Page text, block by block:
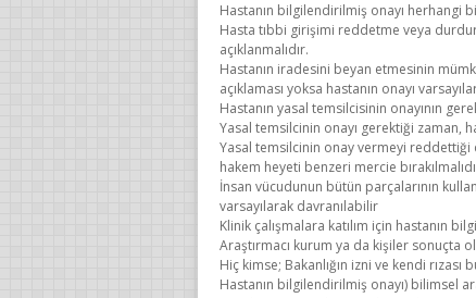
Hastanın bilgilendirilmiş onayı herhangi
Hasta tıbbi girişimi reddetme veya
açıklanmalıdır.
Hastanın iradesini beyan etmesinin
açıklaması yoksa hastanın onayı
Hastanın yasal temsilcisinin onayının
Yasal temsilcinin onayı gerektiği zaman,
Yasal temsilcinin onay vermeyi
hakem heyeti benzeri mercie
İnsan vücudunun bütün parçalarının
varsayılarak davranılabilir
Klinik çalışmalara katılım için hastanın
Araştırmacı kurum ya da kişiler
Hiç kimse; Bakanlığın izni ve kendi
Hastanın bilgilendirilmiş onayı) bilimsel